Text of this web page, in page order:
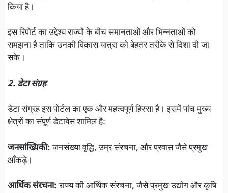
किया है।
इस रिपोर्ट का उद्देश्य राज्यों के बीच समानताओं और भिन्नताओं को
समझना है ताकि उनकी विकास यात्रा को बेहतर तरीके से दिशा दी जा
सके।
2. डेटा संग्रह
डेटा संग्रह इस पोर्टल का एक और महत्वपूर्ण हिस्सा है। इसमें पांच मुख्य
क्षेत्रों का संपूर्ण डेटाबेस शामिल है:
जनसांख्यिकी:जनसंख्या वृद्धि, उम्र संरचना, और प्रवास जैसे प्रमुख
आँकड़े।
आर्थिक संरचना:राज्य की आर्थिक संरचना, जैसे प्रमुख उद्योग और कृषि